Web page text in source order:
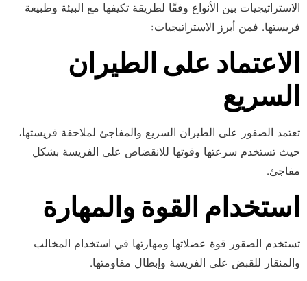
الاستراتيجيات بين الأنواع وفقًا لطريقة تكيفها مع البيئة وطبيعة
فريستها. فمن أبرز الاستراتيجيات:
الاعتماد على الطيران
السريع
تعتمد الصقور على الطيران السريع والمفاجئ لملاحقة فريستها،
حيث تستخدم سرعتها وقوتها للانقضاض على الفريسة بشكل
مفاجئ.
استخدام القوة والمهارة
تستخدم الصقور قوة عضلاتها ومهارتها في استخدام المخالب
والمنقار للقبض على الفريسة وإبطال مقاومتها.